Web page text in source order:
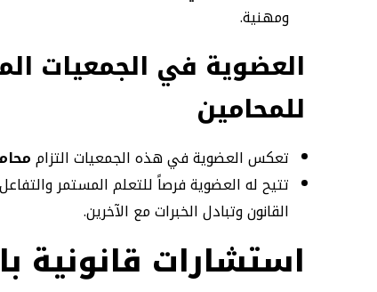
ومهنية.
العضوية في الجمعيات
للمحامين
تعكس العضوية في هذه الجمعيات التزام
تتيح له العضوية فرصاً للتعلم المستمر
القانون وتبادل الخبرات مع الآخرين.
استشارات قانونية